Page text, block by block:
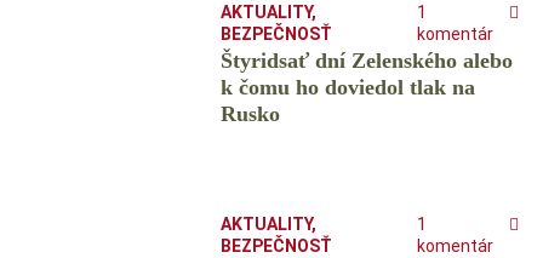
AKTUALITY,
BEZPEČNOSŤ
1
komentár
Štyridsať dní Zelenského alebo
k čomu ho doviedol tlak na
Rusko
AKTUALITY,
BEZPEČNOSŤ
1
komentár